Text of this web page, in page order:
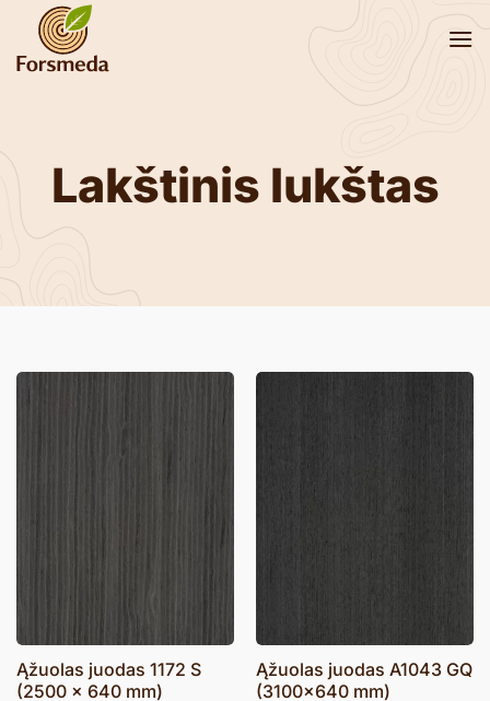
content
Lakštinis lukštas
Ąžuolas juodas 1172 S
(2500 x 640 mm)
Ąžuolas juodas A1043 GQ
(3100×640 mm)